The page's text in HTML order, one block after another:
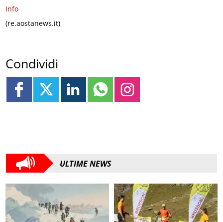
Info
(re.aostanews.it)
Condividi
ULTIME NEWS